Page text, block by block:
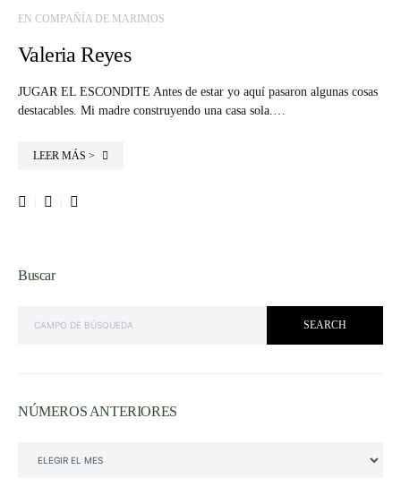
EN COMPAÑÍA DE MARIMOS
Valeria Reyes
JUGAR EL ESCONDITE Antes de estar yo aquí pasaron algunas cosas
destacables. Mi madre construyendo una casa sola.…
LEER MÁS >
Buscar
SEARCH
NÚMEROS ANTERIORES